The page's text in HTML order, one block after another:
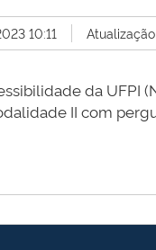
10:11
da UFPI
II com